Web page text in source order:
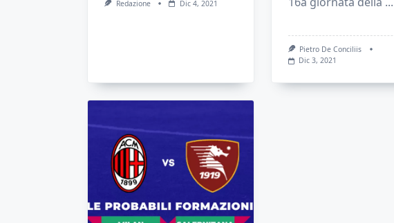
Redazione Dic 4, 2021
Pietro De Conciliis
Dic 3, 2021